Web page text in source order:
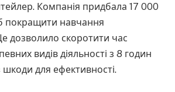
Компанія придбала 17 000
покращити навчання
дозволило скоротити час
видів діяльності з 8 годин
для ефективності.